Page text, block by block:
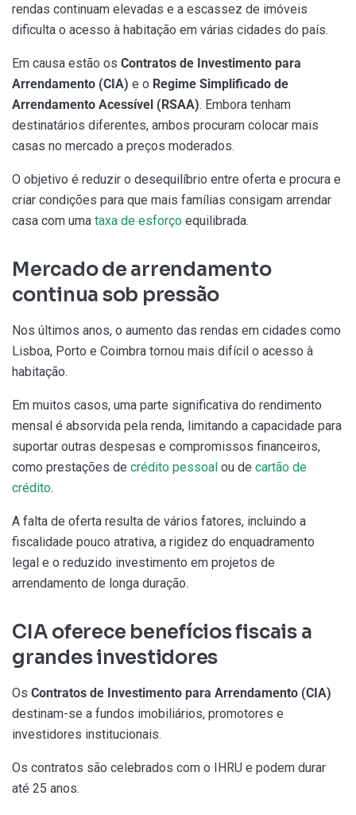
rendas continuam elevadas e a escassez de imóveis
dificulta o acesso à habitação em várias cidades do país.
Em causa estão os Contratos de Investimento para
Arrendamento (CIA) e o Regime Simplificado de
Arrendamento Acessível (RSAA). Embora tenham
destinatários diferentes, ambos procuram colocar mais
casas no mercado a preços moderados.
O objetivo é reduzir o desequilíbrio entre oferta e procura e
criar condições para que mais famílias consigam arrendar
casa com uma taxa de esforço equilibrada.
Mercado de arrendamento
continua sob pressão
Nos últimos anos, o aumento das rendas em cidades como
Lisboa, Porto e Coimbra tornou mais difícil o acesso à
habitação.
Em muitos casos, uma parte significativa do rendimento
mensal é absorvida pela renda, limitando a capacidade para
suportar outras despesas e compromissos financeiros,
como prestações de crédito pessoal ou de cartão de
crédito.
A falta de oferta resulta de vários fatores, incluindo a
fiscalidade pouco atrativa, a rigidez do enquadramento
legal e o reduzido investimento em projetos de
arrendamento de longa duração.
CIA oferece benefícios fiscais a
grandes investidores
Os Contratos de Investimento para Arrendamento (CIA)
destinam-se a fundos imobiliários, promotores e
investidores institucionais.
Os contratos são celebrados com o IHRU e podem durar
até 25 anos.